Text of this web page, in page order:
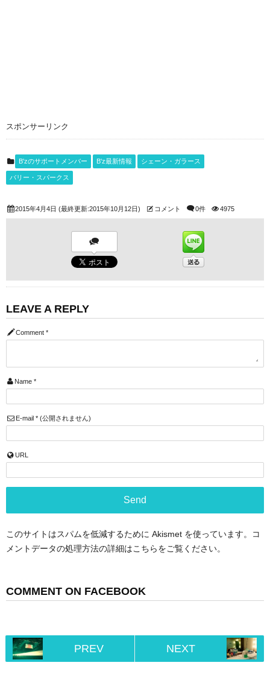
スポンサーリンク
B'zのサポートメンバー B'z最新情報 シェーン・ガラース
バリー・スパークス
2015年4月4日 (最終更新:2015年10月12日) コメント 0件 4975
LEAVE A REPLY
Comment *
Name *
E-mail *(公開されません)
URL
このサイトはスパムを低減するために Akismet を使っています。
コ
メントデータの処理方法の詳細はこちらをご覧ください。
COMMENT ON FACEBOOK
PREV NEXT